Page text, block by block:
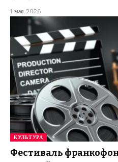
1 мая 2026
КУЛЬТУРА
Фестиваль